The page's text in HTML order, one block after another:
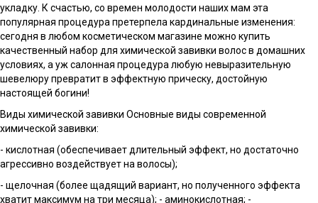
укладку. К счастью, со времен молодости наших мам эта
популярная процедура претерпела кардинальные изменения:
сегодня в любом косметическом магазине можно купить
качественный набор для химической завивки волос в домашних
условиях, а уж салонная процедура любую невыразительную
шевелюру превратит в эффектную прическу, достойную
настоящей богини!
Виды химической завивки Основные виды современной
химической завивки:
- кислотная (обеспечивает длительный эффект, но достаточно
агрессивно воздействует на волосы);
- щелочная (более щадящий вариант, но полученного эффекта
хватит максимум на три месяца); - аминокислотная; -